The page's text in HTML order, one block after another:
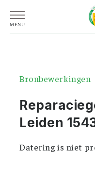
Bronbewerkingen
Leiden
Datering is niet